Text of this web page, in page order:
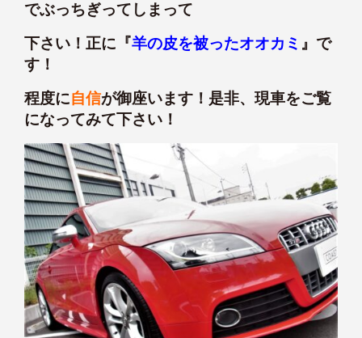
でぶっちぎってしまって
下さい！正に『羊の皮を被ったオオカミ 』で
す！
程度に自信が御座います！是非、現車をご覧
になってみて下さい！